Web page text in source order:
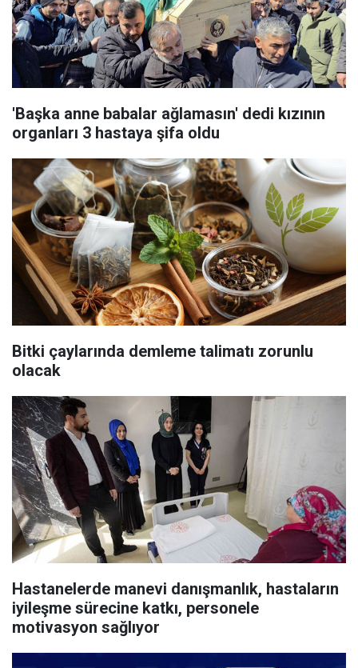
'Başka anne babalar ağlamasın' dedi kızının
organları 3 hastaya şifa oldu
Bitki çaylarında demleme talimatı zorunlu
olacak
Hastanelerde manevi danışmanlık, hastaların
iyileşme sürecine katkı, personele
motivasyon sağlıyor